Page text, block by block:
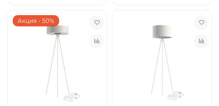
Акция - 50%